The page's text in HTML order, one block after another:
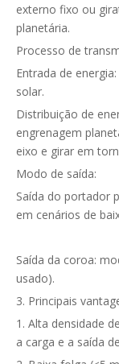
externo fixo ou
planetária.
Processo de
Entrada de
solar.
Distribuição de
engrenagem
eixo e girar em
Modo de saída:
Saída do portador
em cenários de
Saída da coroa:
usado).
3. Principais
1. Alta densidade
a carga e a saída